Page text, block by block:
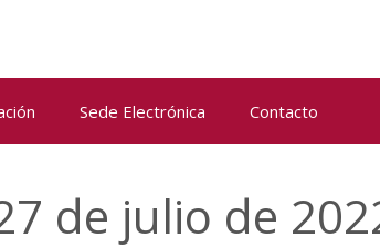
Sede Electrónica Contacto
de julio de